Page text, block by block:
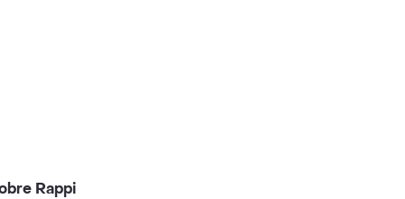
Rappi